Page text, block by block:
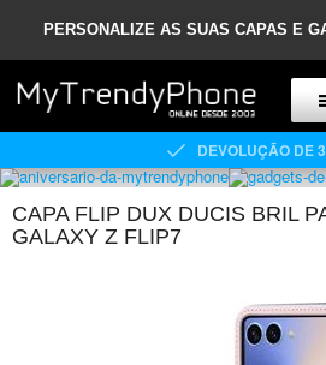
PERSONALIZE AS SUAS CAPAS E
DEVOLUÇÃO DE
CAPA FLIP DUX DUCIS BRIL
GALAXY Z FLIP7